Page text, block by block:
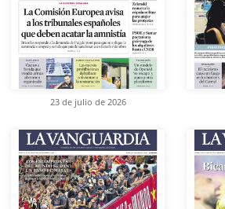
23 de julio de 2026